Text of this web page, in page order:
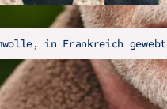
in Frankreich gewebt